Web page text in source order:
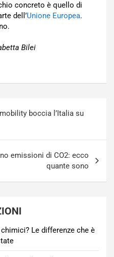
concreto è quello di
dell’Unione Europea.
Bilei
boccia l’Italia su
emissioni di CO2: ecco
quante sono
Le differenze che è